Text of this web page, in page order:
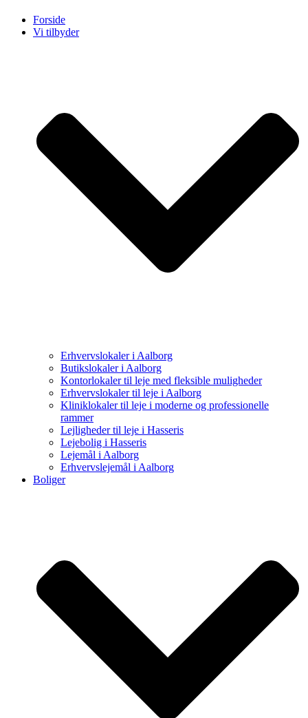
Forside
Vi tilbyder
Erhvervslokaler i Aalborg
Butikslokaler i Aalborg
Kontorlokaler til leje med fleksible muligheder
Erhvervslokaler til leje i Aalborg
Kliniklokaler til leje i moderne og professionelle
rammer
Lejligheder til leje i Hasseris
Lejebolig i Hasseris
Lejemål i Aalborg
Erhvervslejemål i Aalborg
Boliger